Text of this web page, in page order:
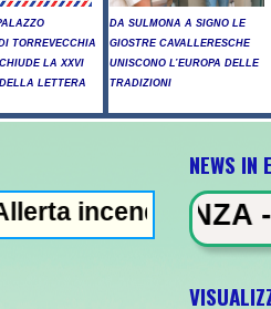
TORREVECCHIA
LA XXVI
LETTERA
DA SULMONA A SIGNO LE
GIOSTRE CAVALLERESCHE
UNISCONO L’EUROPA DELLE
TRADIZIONI
NEWS IN
- Raid russi